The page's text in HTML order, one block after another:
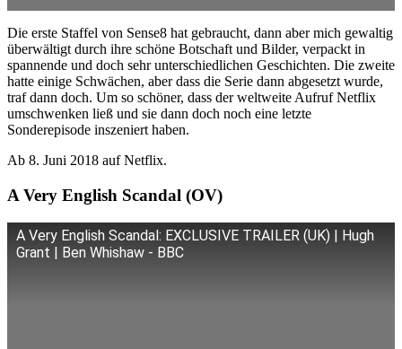
Die erste Staffel von Sense8 hat gebraucht, dann aber mich gewaltig
überwältigt durch ihre schöne Botschaft und Bilder, verpackt in
spannende und doch sehr unterschiedlichen Geschichten. Die zweite
hatte einige Schwächen, aber dass die Serie dann abgesetzt wurde,
traf dann doch. Um so schöner, dass der weltweite Aufruf Netflix
umschwenken ließ und sie dann doch noch eine letzte
Sonderepisode inszeniert haben.
Ab 8. Juni 2018 auf Netflix.
A Very English Scandal (OV)
A Very English Scandal: EXCLUSIVE TRAILER (UK) | Hugh
Grant | Ben Whishaw - BBC